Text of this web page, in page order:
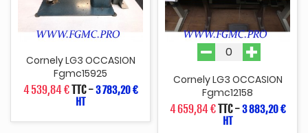
Cornely LG3 OCCASION
Fgmc15925
4 539,84 €TTC-3 783,20 €
HT
Cornely LG3 OCCASION
Fgmc12158
4 659,84 €TTC-3 883,20 €
HT